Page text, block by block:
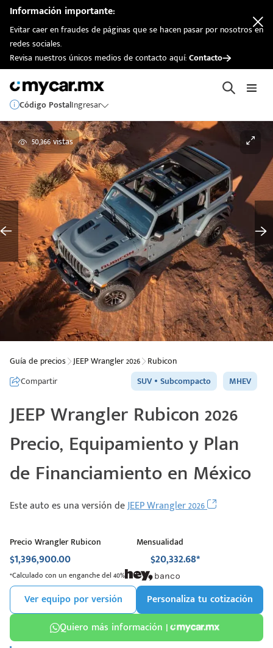
Información importante:
Evitar caer en fraudes de páginas que se hacen pasar por nosotros en
redes sociales.
Revisa nuestros únicos medios de contacto aquí:Contacto
Código PostalIngresar
50,366 vistas
Guía de precios JEEP Wrangler 2026 Rubicon
Compartir
SUV Subcompacto MHEV
JEEP Wrangler Rubicon 2026
Precio, Equipamiento y Plan
de Financiamiento en México
Este auto es una versión deJEEP Wrangler 2026
Precio Wrangler Rubicon
$1,396,900.00
Mensualidad
$20,332.68*
*Calculado con un enganche del 40%
Ver equipo por versión
Personaliza tu cotización
Quiero más información |